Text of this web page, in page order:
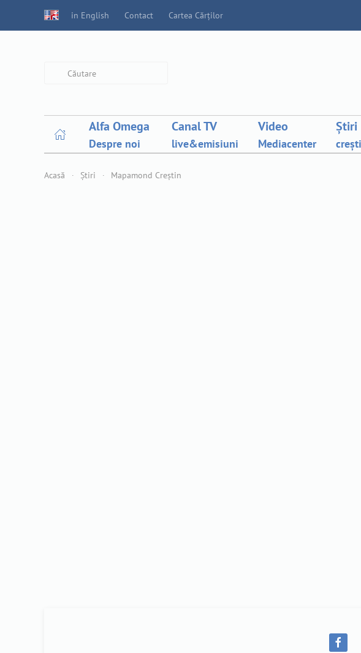
in English Contact Cartea Cărților
Alfa Omega
Despre noi
Canal TV
live&emisiuni
Video
Mediacenter
Știri
Acasă Știri Mapamond Creștin